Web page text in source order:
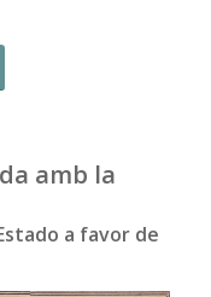
amb la
a favor de